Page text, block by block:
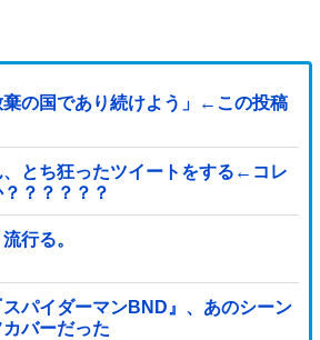
棄の国であり続けよう」←この投稿
、とち狂ったツイートをする←コレ
？？？？？
行る。
スパイダーマンBND』、あのシーン
バーだった